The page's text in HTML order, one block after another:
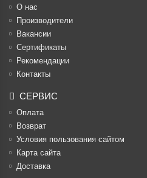
О нас
Производители
Вакансии
Cертификаты
Рекомендации
Контакты
СЕРВИС
Оплата
Возврат
Условия пользования сайтом
Карта сайта
Доставка